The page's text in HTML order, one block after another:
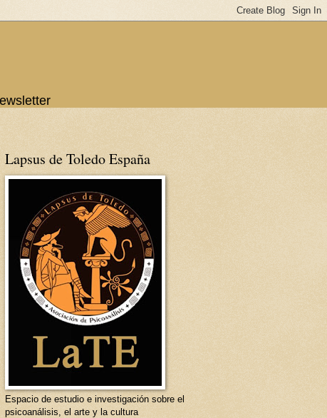
Lapsus de Toledo España
Espacio de estudio e investigación sobre el
psicoanálisis, el arte y la cultura